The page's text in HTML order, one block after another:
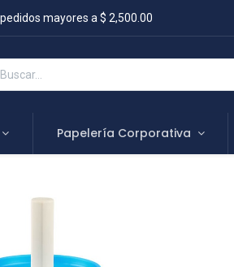
pedidos mayores a $ 2,500.00
Papelería Corporativa